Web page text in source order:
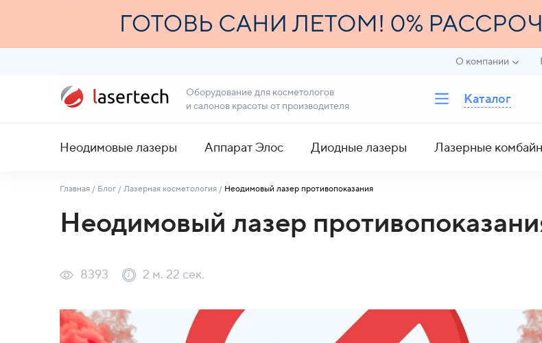
О компании
Оборудование для косметологов
и салонов красоты от производителя
Каталог
Неодимовые лазеры Аппарат Элос Диодные лазеры Лазерные
Главная / Блог / Лазерная косметология / Неодимовый лазер противопоказания
Неодимовый лазер
8393 2 м. 22 сек.